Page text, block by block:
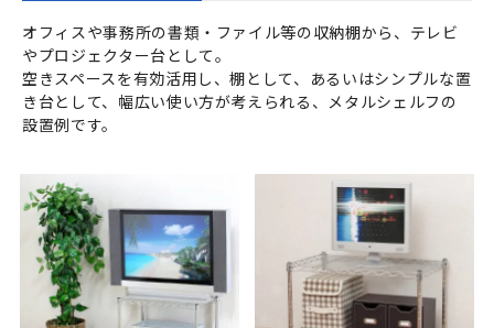
オフィスや事務所の書類・ファイル等の収納棚から、テレビ
やプロジェクター台として。
空きスペースを有効活用し、棚として、あるいはシンプルな置
き台として、幅広い使い方が考えられる、メタルシェルフの
設置例です。